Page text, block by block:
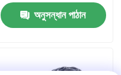
অনুসন্ধান পাঠান